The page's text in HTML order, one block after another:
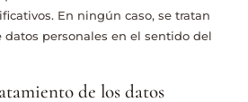
En ningún caso, se tratan
datos personales en el sentido del
de los datos